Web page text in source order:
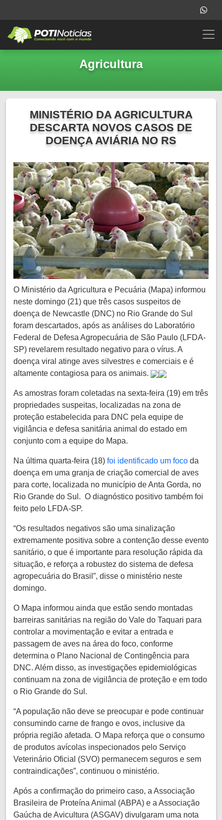
Agricultura
MINISTÉRIO DA AGRICULTURA
DESCARTA NOVOS CASOS DE
DOENÇA AVIÁRIA NO RS
O Ministério da Agricultura e Pecuária (Mapa) informou
neste domingo (21) que três casos suspeitos de
doença de Newcastle (DNC) no Rio Grande do Sul
foram descartados, após as análises do Laboratório
Federal de Defesa Agropecuária de São Paulo (LFDA-
SP) revelarem resultado negativo para o vírus. A
doença viral atinge aves silvestres e comerciais e é
altamente contagiosa para os animais.
As amostras foram coletadas na sexta-feira (19) em três
propriedades suspeitas, localizadas na zona de
proteção estabelecida para DNC pela equipe de
vigilância e defesa sanitária animal do estado em
conjunto com a equipe do Mapa.
Na última quarta-feira (18) foi identificado um foco da
doença em uma granja de criação comercial de aves
para corte, localizada no município de Anta Gorda, no
Rio Grande do Sul. O diagnóstico positivo também foi
feito pelo LFDA-SP.
“Os resultados negativos são uma sinalização
extremamente positiva sobre a contenção desse evento
sanitário, o que é importante para resolução rápida da
situação, e reforça a robustez do sistema de defesa
agropecuária do Brasil”, disse o ministério neste
domingo.
O Mapa informou ainda que estão sendo montadas
barreiras sanitárias na região do Vale do Taquari para
controlar a movimentação e evitar a entrada e
passagem de aves na área do foco, conforme
determina o Plano Nacional de Contingência para
DNC. Além disso, as investigações epidemiológicas
continuam na zona de vigilância de proteção e em todo
o Rio Grande do Sul.
“A população não deve se preocupar e pode continuar
consumindo carne de frango e ovos, inclusive da
própria região afetada. O Mapa reforça que o consumo
de produtos avícolas inspecionados pelo Serviço
Veterinário Oficial (SVO) permanecem seguros e sem
contraindicações”, continuou o ministério.
Após a confirmação do primeiro caso, a Associação
Brasileira de Proteína Animal (ABPA) e a Associação
Gaúcha de Avicultura (ASGAV) divulgaram uma nota